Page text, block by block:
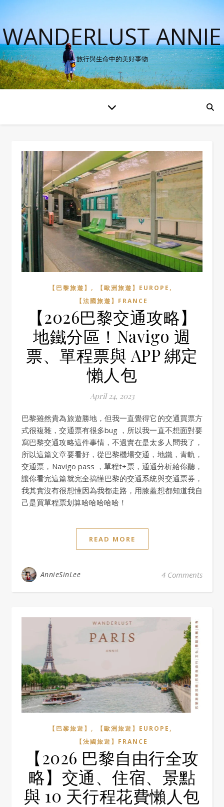
WANDERLUST ANNIE
旅行與生命中的美好事物
【巴黎旅遊】 , 【歐洲旅遊】EUROPE ,
【法國旅遊】FRANCE
【2026巴黎交通攻略】
地鐵分區！Navigo 週
票、單程票與 APP 綁定
懶人包
April 24, 2023
巴黎雖然貴為旅遊勝地，但我一直覺得它的交通買票方
式很複雜，交通票有很多bug ，所以我一直不想面對要
寫巴黎交通攻略這件事情，不過實在是太多人問我了，
所以這篇文章要看好，從巴黎機場交通，地鐵，青軌，
交通票，Navigo pass ，單程t+票，通通分析給你聽，
讓你看完這篇就完全搞懂巴黎的交通系統與交通票券，
我其實沒有很想懂因為我都走路，用膝蓋想都知道我自
己是買單程票划算哈哈哈哈哈！
READ MORE
AnnieSinLee 4 Comments
【巴黎旅遊】 , 【歐洲旅遊】EUROPE ,
【法國旅遊】FRANCE
【2026 巴黎自由行全攻
略】交通、住宿、景點
與 10 天行程花費懶人包